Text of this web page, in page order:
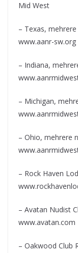
Mid West
– Texas,
www.aanr-sw.org
– Indiana,
– Michigan,
– Ohio, mehrere
– Rock Haven
– Avatan Nudist
www.avatan.com
– Oakwood Club